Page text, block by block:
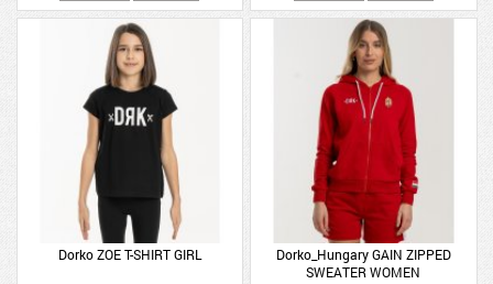
Dorko ZOE T-SHIRT GIRL
Dorko_Hungary GAIN ZIPPED
SWEATER WOMEN